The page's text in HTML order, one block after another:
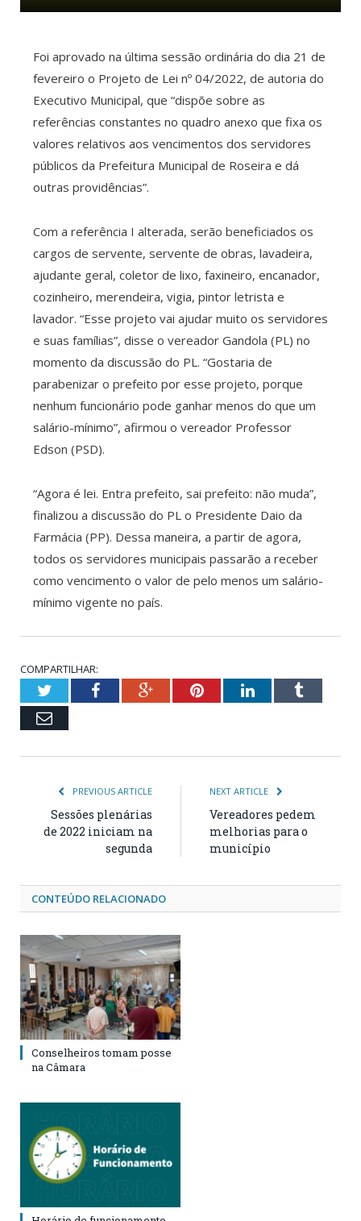
Foi aprovado na última sessão ordinária do dia 21 de
fevereiro o Projeto de Lei nº 04/2022, de autoria do
Executivo Municipal, que “dispõe sobre as
referências constantes no quadro anexo que fixa os
valores relativos aos vencimentos dos servidores
públicos da Prefeitura Municipal de Roseira e dá
outras providências”.
Com a referência I alterada, serão beneficiados os
cargos de servente, servente de obras, lavadeira,
ajudante geral, coletor de lixo, faxineiro, encanador,
cozinheiro, merendeira, vigia, pintor letrista e
lavador. “Esse projeto vai ajudar muito os servidores
e suas famílias”, disse o vereador Gandola (PL) no
momento da discussão do PL. “Gostaria de
parabenizar o prefeito por esse projeto, porque
nenhum funcionário pode ganhar menos do que um
salário-mínimo”, afirmou o vereador Professor
Edson (PSD).
“Agora é lei. Entra prefeito, sai prefeito: não muda”,
finalizou a discussão do PL o Presidente Daio da
Farmácia (PP). Dessa maneira, a partir de agora,
todos os servidores municipais passarão a receber
como vencimento o valor de pelo menos um salário-
mínimo vigente no país.
COMPARTILHAR:
TwitterFacebookGoogle+PinterestLinkedInTumblr
Email
PREVIOUS ARTICLE
Sessões plenárias
de 2022 iniciam na
segunda
NEXT ARTICLE
Vereadores pedem
melhorias para o
município
CONTEÚDO RELACIONADO
Conselheiros tomam posse
na Câmara